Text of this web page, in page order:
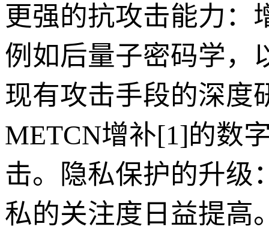
更强的抗攻击能力：
例如后量子密码学，
现有攻击手段的深度
METCN增补[1]的数
击。隐私保护的升级
私的关注度日益提高